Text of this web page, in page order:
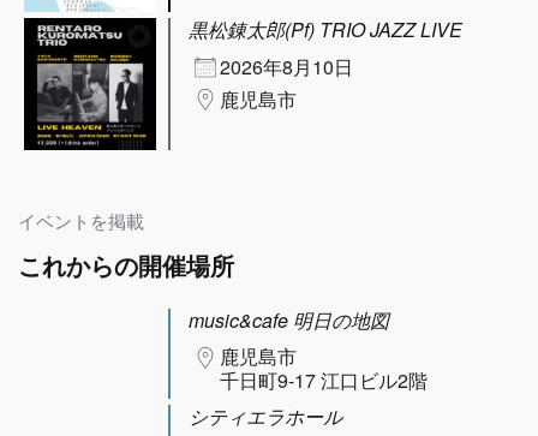
黒松錬太郎(Pf) TRIO JAZZ LIVE
2026年8月10日
鹿児島市
イベントを掲載
これからの開催場所
music&cafe 明日の地図
鹿児島市
千日町9-17 江口ビル2階
シティエラホール